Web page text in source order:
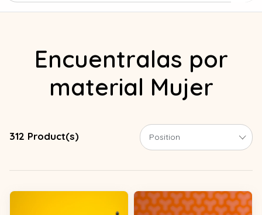
Encuentralas por
material Mujer
312 Product(s)